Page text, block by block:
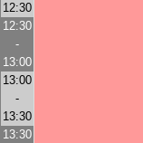
12:30
12:30
-
13:00
13:00
-
13:30
13:30